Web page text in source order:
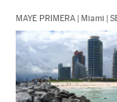
MAYE PRIMERA | Miami |